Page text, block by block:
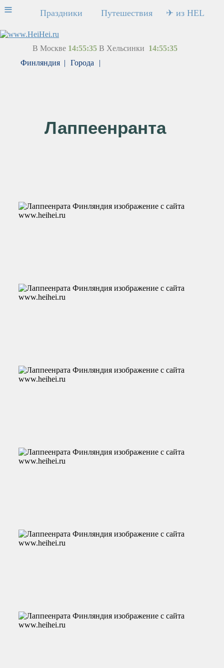
≡ Праздники Путешествия ✈ из HEL
В Москве 14:55:35 В Хельсинки 14:55:35
Финляндия | Города |
Лаппеенранта